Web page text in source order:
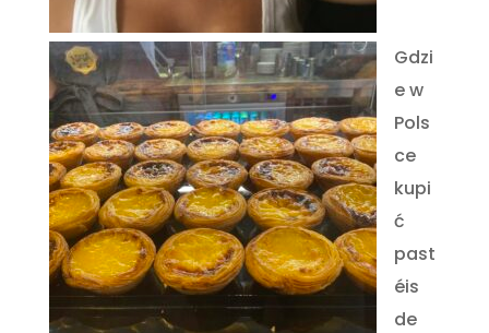
Gdzi
e w
Pols
ce
kupi
ć
past
éis
de